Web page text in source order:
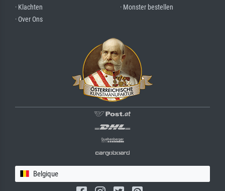
· Klachten
· Over Ons
· Monster bestellen
Belgique